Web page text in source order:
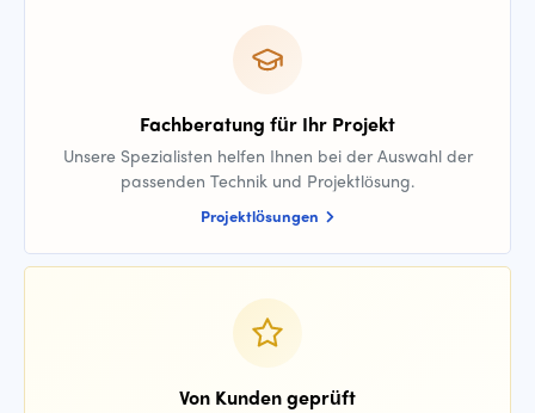
Fachberatung für Ihr Projekt
Unsere Spezialisten helfen Ihnen bei der Auswahl der
passenden Technik und Projektlösung.
Projektlösungen
Von Kunden geprüft